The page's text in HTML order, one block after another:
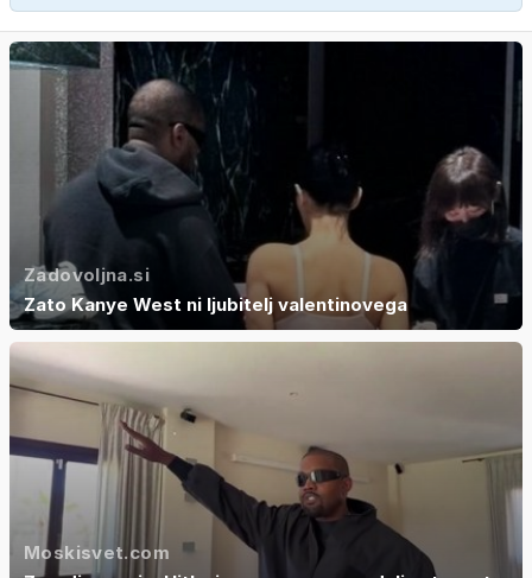
Zadovoljna.si
Zato Kanye West ni ljubitelj valentinovega
Moskisvet.com